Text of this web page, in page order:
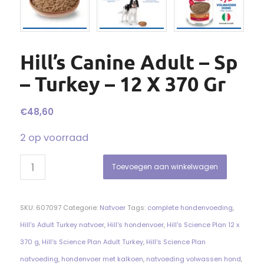
Hill’s Canine Adult – Sp
– Turkey – 12 X 370 Gr
€48,60
2 op voorraad
Toevoegen aan winkelwagen
SKU: 607097 Categorie: Natvoer Tags: complete hondenvoeding,
Hill's Adult Turkey natvoer, Hill's hondenvoer, Hill's Science Plan 12 x
370 g, Hill's Science Plan Adult Turkey, Hill's Science Plan
natvoeding, hondenvoer met kalkoen, natvoeding volwassen hond,